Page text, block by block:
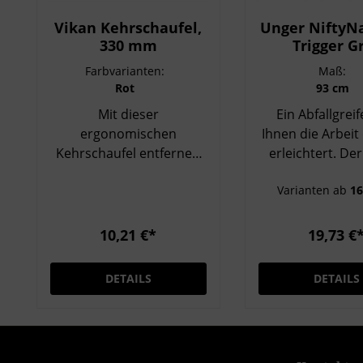
Vikan Kehrschaufel,
330 mm
Farbvarianten:
Rot
Mit dieser
ergonomischen
Kehrschaufel entfernen
und Arbeitsflächen
eine einfache Reinigung.
10,21 €*
DETAILS
Unger
Trigger
Maß:
93 cm
Ein
Ihnen die
erleichtert.
Griff erspart
ist somit
360°
Varianten ab
19,73 €*
DETAILS